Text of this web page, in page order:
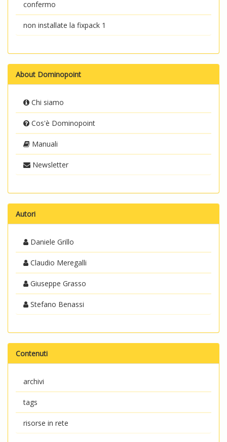
confermo
non installate la fixpack 1
About Dominopoint
Chi siamo
Cos'è Dominopoint
Manuali
Newsletter
Autori
Daniele Grillo
Claudio Meregalli
Giuseppe Grasso
Stefano Benassi
Contenuti
archivi
tags
risorse in rete